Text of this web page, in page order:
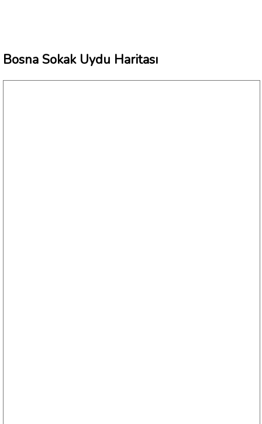
Bosna Sokak Uydu Haritası